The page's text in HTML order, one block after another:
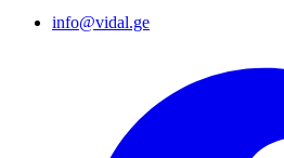
info@vidal.ge